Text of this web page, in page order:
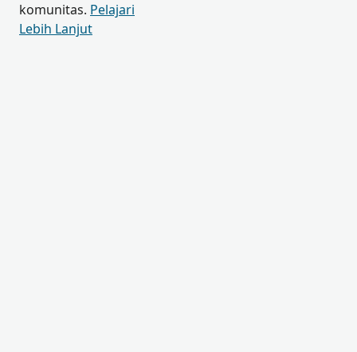
komunitas. Pelajari
Lebih Lanjut